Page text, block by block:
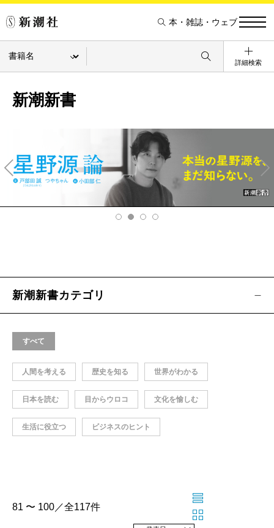
本・雑誌・ウェブ
詳細検索
新潮新書
v
Ne
xt
新潮新書カテゴリ
すべて
人間を考える 歴史を知る 世界がわかる
日本を読む 目からウロコ 文化を愉しむ
生活に役立つ ビジネスのヒント
81 〜 100／全117件